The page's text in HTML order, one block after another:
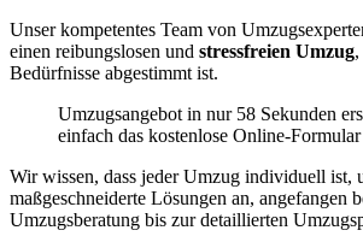
Unser kompetentes Team von
einen reibungslosen und stressfreien Umzug
Bedürfnisse abgestimmt ist.
Umzugsangebot in nur 58 Sekunden
einfach das kostenlose Online-
Wir wissen, dass jeder Umzug individuell ist,
maßgeschneiderte Lösungen an, angefangen
Umzugsberatung bis zur detaillierten